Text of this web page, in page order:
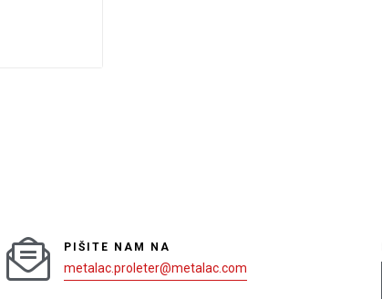
PIŠITE NAM NA
metalac.proleter@metalac.com